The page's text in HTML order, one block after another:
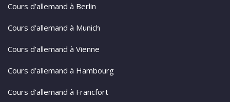
Cours d’allemand à Berlin
Cours d’allemand à Munich
Cours d’allemand à Vienne
Cours d’allemand à Hambourg
Cours d’allemand à Francfort